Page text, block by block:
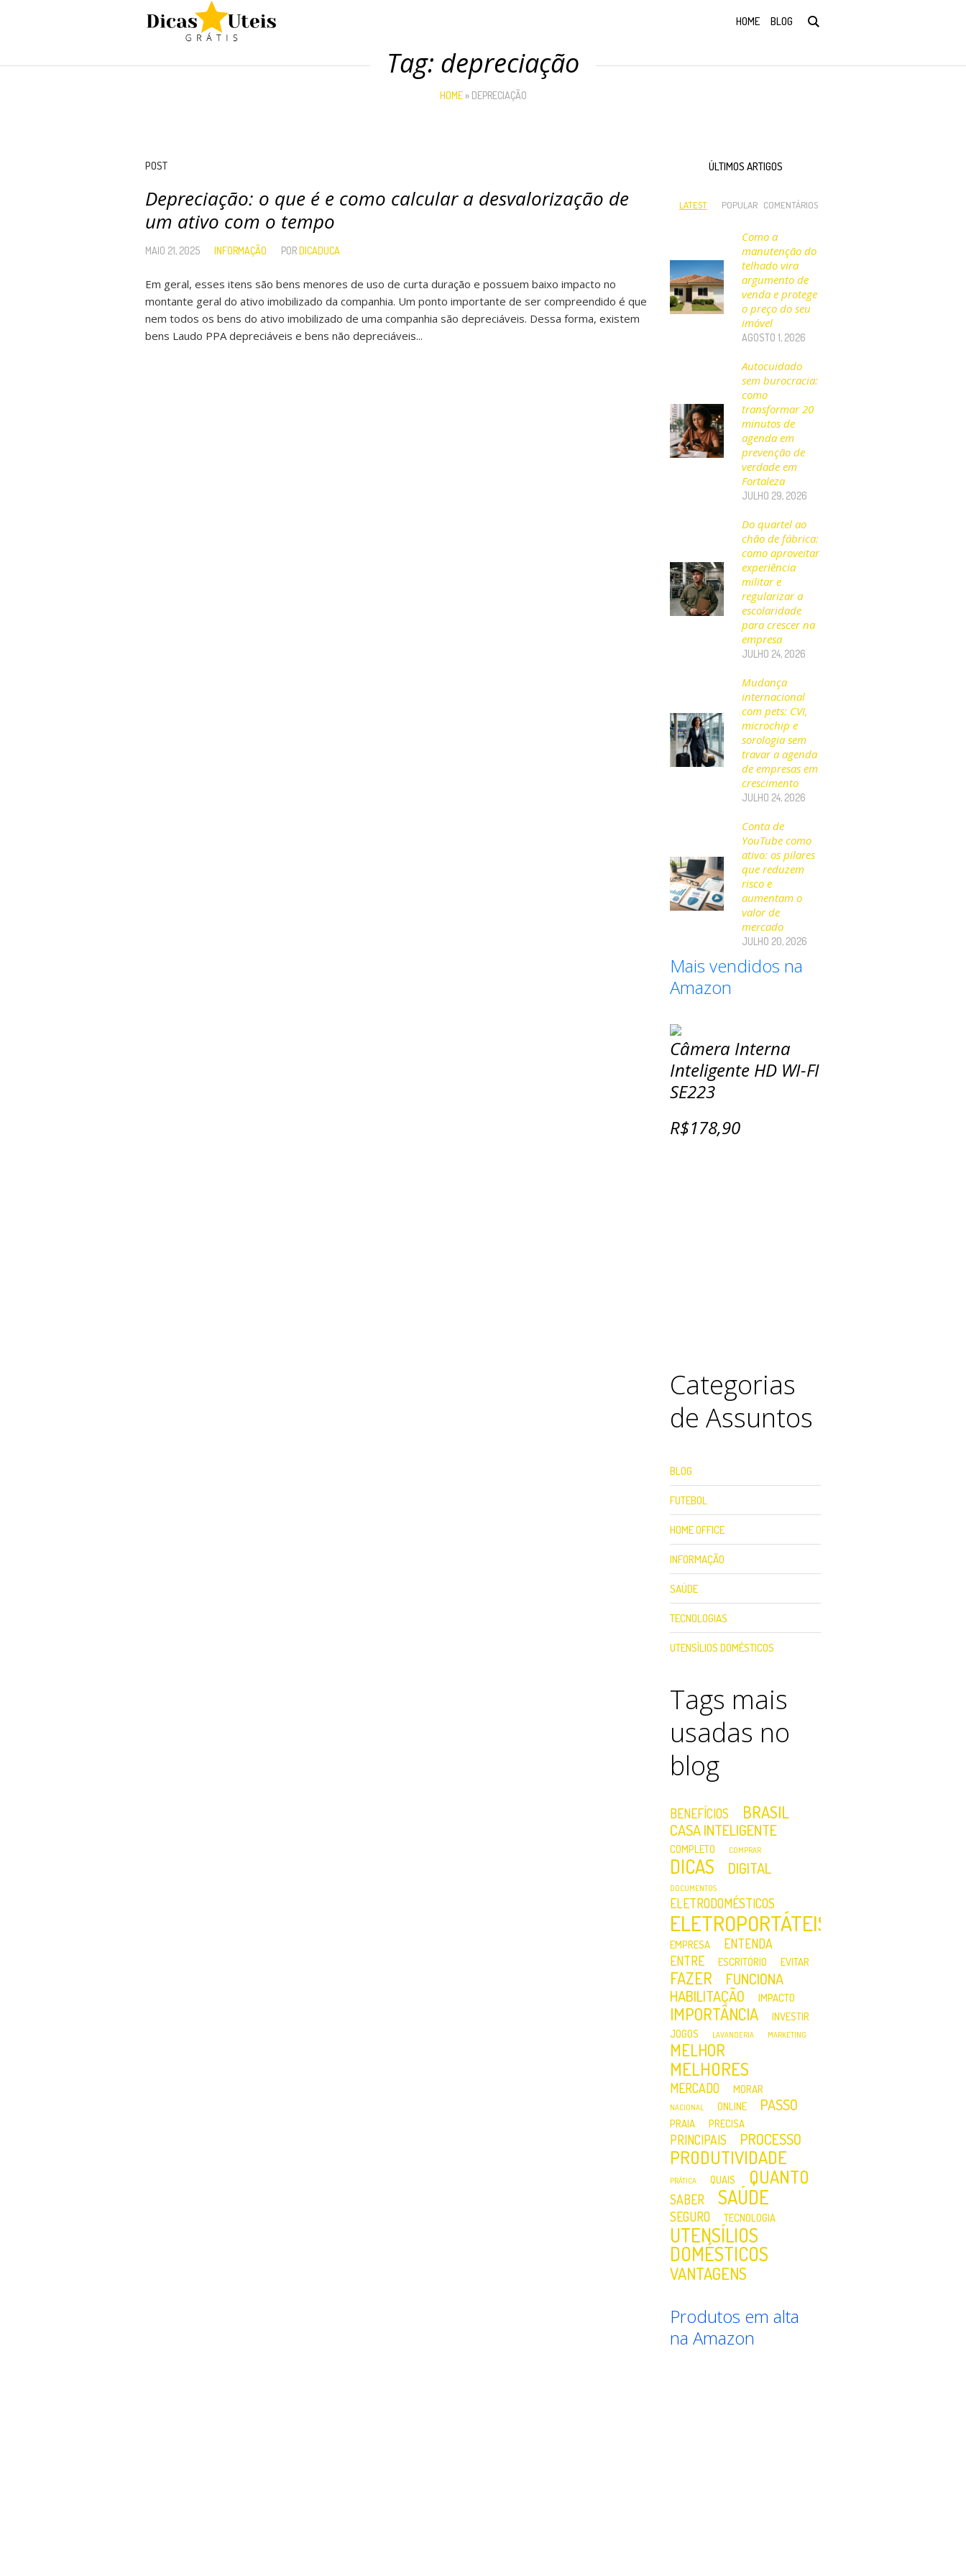
HOME BLOG
Tag: depreciação
HOME» DEPRECIAÇÃO
POST
Depreciação: o que é e como calcular a desvalorização de
um ativo com o tempo
MAIO 21, 2025 INFORMAÇÃO PORDICADUCA
Em geral, esses itens são bens menores de uso de curta duração e possuem baixo impacto no
montante geral do ativo imobilizado da companhia. Um ponto importante de ser compreendido é que
nem todos os bens do ativo imobilizado de uma companhia são depreciáveis. Dessa forma, existem
bens Laudo PPA depreciáveis e bens não depreciáveis...
ÚLTIMOS ARTIGOS
LATEST POPULAR COMENTÁRIOS
Como a
manutenção do
telhado vira
argumento de
venda e protege
o preço do seu
imóvel
AGOSTO 1, 2026
Autocuidado
sem burocracia:
como
transformar 20
minutos de
agenda em
prevenção de
verdade em
Fortaleza
JULHO 29, 2026
Do quartel ao
chão de fábrica:
como aproveitar
experiência
militar e
regularizar a
escolaridade
para crescer na
empresa
JULHO 24, 2026
Mudança
internacional
com pets: CVI,
microchip e
sorologia sem
travar a agenda
de empresas em
crescimento
JULHO 24, 2026
Conta de
YouTube como
ativo: os pilares
que reduzem
risco e
aumentam o
valor de
mercado
JULHO 20, 2026
Mais vendidos na
Amazon
Câmera Interna
Inteligente HD WI-FI
SE223
R$178,90
Categorias
de Assuntos
BLOG
FUTEBOL
HOME OFFICE
INFORMAÇÃO
SAÚDE
TECNOLOGIAS
UTENSÍLIOS DOMÉSTICOS
Tags mais
usadas no
blog
BENEFÍCIOS BRASIL
CASA INTELIGENTE
COMPLETO COMPRAR
DICAS DIGITAL
DOCUMENTOS
ELETRODOMÉSTICOS
ELETROPORTÁTEIS
EMPRESA
ENTENDA
ENTRE
ESCRITÓRIO EVITAR
FAZER
FUNCIONA
HABILITAÇÃO
IMPACTO
IMPORTÂNCIA
INVESTIR
JOGOS
LAVANDERIA MARKETING
MELHOR
MELHORES
MERCADO MORAR
NACIONAL ONLINE PASSO
PRAIA PRECISA
PRINCIPAIS PROCESSO
PRODUTIVIDADE
PRÁTICA QUAIS QUANTO
SABER SAÚDE
SEGURO TECNOLOGIA
UTENSÍLIOS
DOMÉSTICOS
VANTAGENS
Produtos em alta
na Amazon